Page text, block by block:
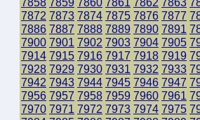
7872 7873 7874 7875 7876 7877
7886 7887 7888 7889 7890 7891
7900 7901 7902 7903 7904 7905
7914 7915 7916 7917 7918 7919
7928 7929 7930 7931 7932 7933
7942 7943 7944 7945 7946 7947
7956 7957 7958 7959 7960 7961
7970 7971 7972 7973 7974 7975